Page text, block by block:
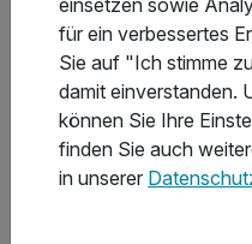
Welche Hotels in Bad
Freizeit- und
Welche
Hofgastein erhalten?
für ein verbessertes
Sie auf "Ich stimme
damit einverstanden.
können Sie Ihre
finden Sie auch
in unserer